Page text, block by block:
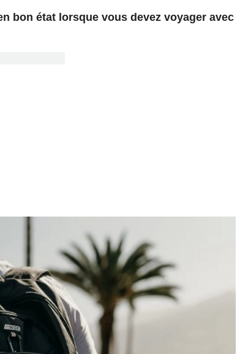
bon état lorsque vous devez voyager avec